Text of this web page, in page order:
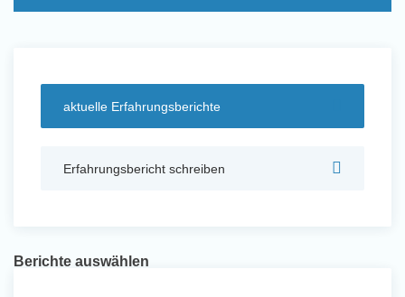
aktuelle Erfahrungsberichte
Erfahrungsbericht schreiben
Berichte auswählen